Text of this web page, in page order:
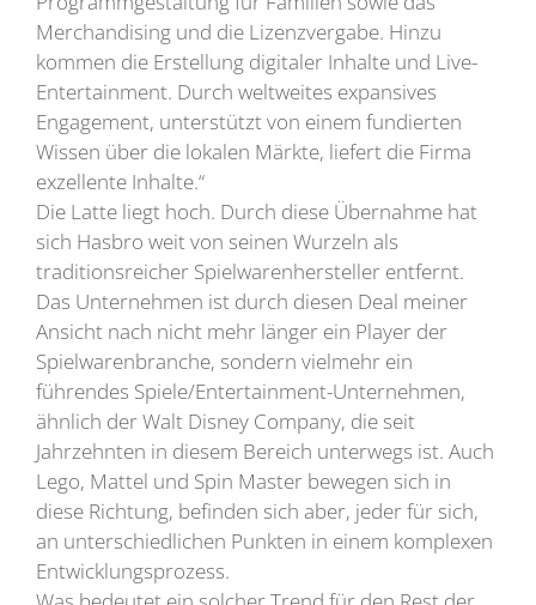
Merchandising und die Lizenzvergabe. Hinzu
kommen die Erstellung digitaler Inhalte und Live-
Entertainment. Durch weltweites expansives
Engagement, unterstützt von einem fundierten
Wissen über die lokalen Märkte, liefert die Firma
exzellente Inhalte.“
Die Latte liegt hoch. Durch diese Übernahme hat
sich Hasbro weit von seinen Wurzeln als
traditionsreicher Spielwarenhersteller entfernt.
Das Unternehmen ist durch diesen Deal meiner
Ansicht nach nicht mehr länger ein Player der
Spielwarenbranche, sondern vielmehr ein
führendes Spiele/Entertainment-Unternehmen,
ähnlich der Walt Disney Company, die seit
Jahrzehnten in diesem Bereich unterwegs ist. Auch
Lego, Mattel und Spin Master bewegen sich in
diese Richtung, befinden sich aber, jeder für sich,
an unterschiedlichen Punkten in einem komplexen
Entwicklungsprozess.